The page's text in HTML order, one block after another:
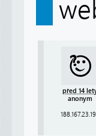
před 14
anonym